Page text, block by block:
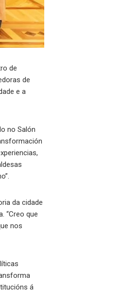
de
de
e a
no Salón
da cidade
“Creo que
nos
á